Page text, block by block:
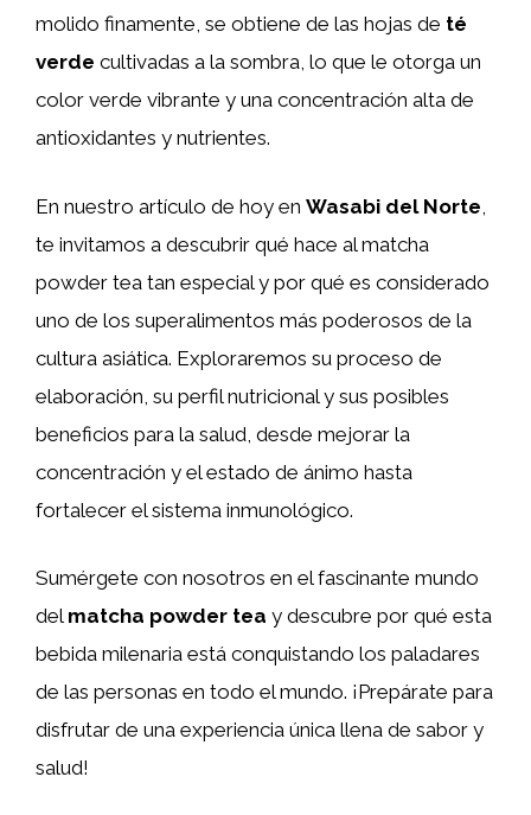
molido finamente, se obtiene de las hojas de té
verde cultivadas a la sombra, lo que le otorga un
color verde vibrante y una concentración alta de
antioxidantes y nutrientes.
En nuestro artículo de hoy en Wasabi del Norte
te invitamos a descubrir qué hace al matcha
powder tea tan especial y por qué es considerado
uno de los superalimentos más poderosos de la
cultura asiática. Exploraremos su proceso de
elaboración, su perfil nutricional y sus posibles
beneficios para la salud, desde mejorar la
concentración y el estado de ánimo hasta
fortalecer el sistema inmunológico.
Sumérgete con nosotros en el fascinante mundo
del matcha powder tea y descubre por qué esta
bebida milenaria está conquistando los paladares
de las personas en todo el mundo. ¡Prepárate para
disfrutar de una experiencia única llena de sabor y
salud!